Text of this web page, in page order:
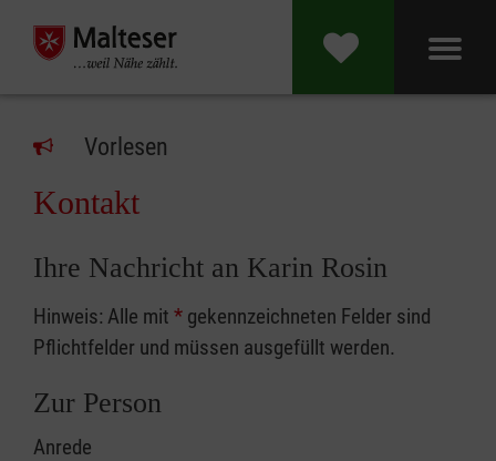
Vorlesen
Kontakt
Ihre Nachricht an Karin Rosin
Hinweis: Alle mit * gekennzeichneten Felder sind
Pflichtfelder und müssen ausgefüllt werden.
Zur Person
Anrede